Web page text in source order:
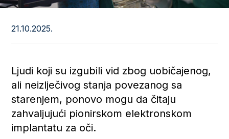
21.10.2025.
Ljudi koji su izgubili vid zbog uobičajenog,
ali neizlječivog stanja povezanog sa
starenjem, ponovo mogu da čitaju
zahvaljujući pionirskom elektronskom
implantatu za oči.